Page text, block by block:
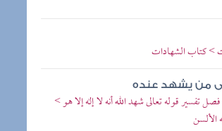
> كتاب الشهادات
من يشهد عنده
تفسير قوله تعالى شهد الله أنه لا إله إلا هو >
الألسن